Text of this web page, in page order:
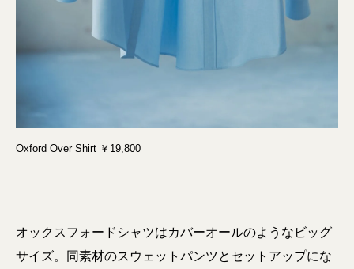
Oxford Over Shirt ￥19,800
オックスフォードシャツはカバーオールのようなビッグ
サイズ。同素材のスウェットパンツとセットアップにな